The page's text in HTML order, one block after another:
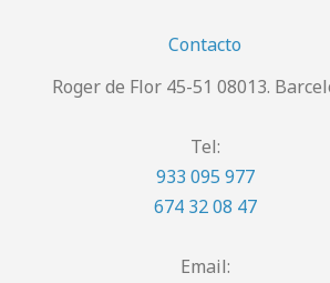
Contacto
Roger de Flor 45-51 08013.
Tel:
933 095 977
674 32 08 47
Email: